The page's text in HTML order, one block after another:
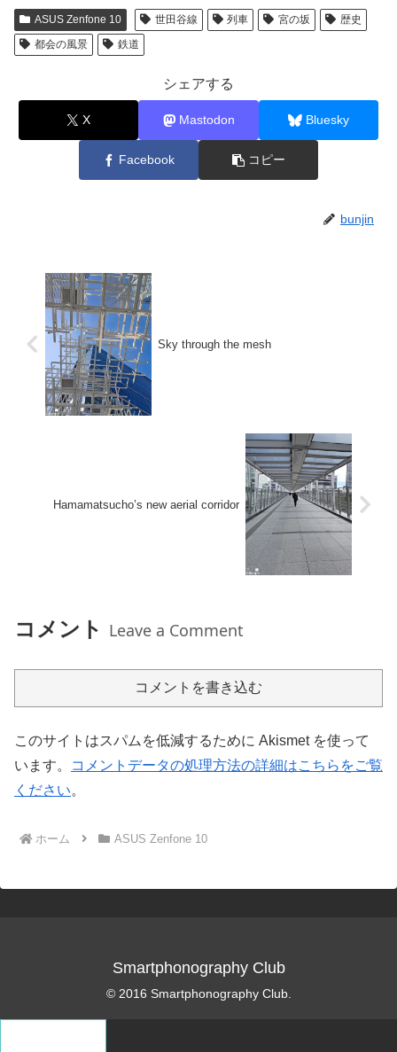
ASUS Zenfone 10 世田谷線 列車 宮の坂
歴史
都会の風景
鉄道
シェアする
X Mastodon Bluesky
Facebook コピー
bunjin
Sky through the mesh
Hamamatsucho’s new aerial corridor
コメント Leave a Comment
コメントを書き込む
このサイトはスパムを低減するために Akismet を使って
います。
コメントデータの処理方法の詳細はこちらをご覧
ください。
ホーム ASUS Zenfone 10
Smartphonography Club
© 2016 Smartphonography Club.